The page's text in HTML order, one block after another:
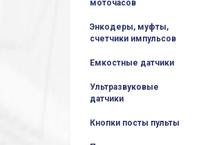
моточасов
Энкодеры, муфты,
счетчики импульсов
Емкостные датчики
Ультразвуковые
датчики
Кнопки посты пульты